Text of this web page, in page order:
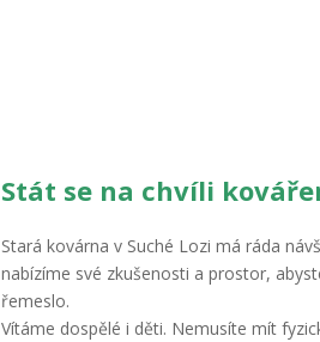
Stát se na chvíli
Stará kovárna v Suché Lozi má ráda
nabízíme své zkušenosti a prostor,
řemeslo.
Vítáme dospělé i děti. Nemusíte mít